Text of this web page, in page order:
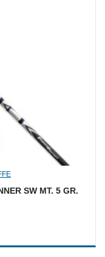
SW MT. 5 GR.
€.€.